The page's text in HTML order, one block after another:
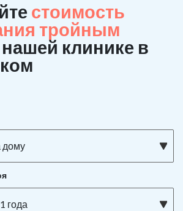
стоимость
тройным
клинике в
дому
года